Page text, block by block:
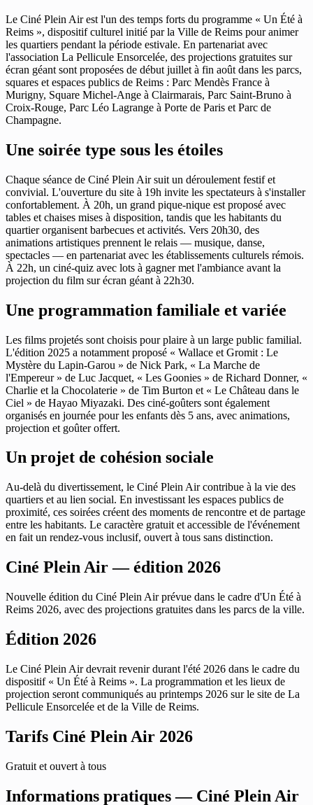
Le Ciné Plein Air est l'un des temps forts du programme « Un Été à
Reims », dispositif culturel initié par la Ville de Reims pour animer
les quartiers pendant la période estivale. En partenariat avec
l'association La Pellicule Ensorcelée, des projections gratuites sur
écran géant sont proposées de début juillet à fin août dans les parcs,
squares et espaces publics de Reims : Parc Mendès France à
Murigny, Square Michel-Ange à Clairmarais, Parc Saint-Bruno à
Croix-Rouge, Parc Léo Lagrange à Porte de Paris et Parc de
Champagne.
Une soirée type sous les étoiles
Chaque séance de Ciné Plein Air suit un déroulement festif et
convivial. L'ouverture du site à 19h invite les spectateurs à s'installer
confortablement. À 20h, un grand pique-nique est proposé avec
tables et chaises mises à disposition, tandis que les habitants du
quartier organisent barbecues et activités. Vers 20h30, des
animations artistiques prennent le relais — musique, danse,
spectacles — en partenariat avec les établissements culturels rémois.
À 22h, un ciné-quiz avec lots à gagner met l'ambiance avant la
projection du film sur écran géant à 22h30.
Une programmation familiale et variée
Les films projetés sont choisis pour plaire à un large public familial.
L'édition 2025 a notamment proposé « Wallace et Gromit : Le
Mystère du Lapin-Garou » de Nick Park, « La Marche de
l'Empereur » de Luc Jacquet, « Les Goonies » de Richard Donner, «
Charlie et la Chocolaterie » de Tim Burton et « Le Château dans le
Ciel » de Hayao Miyazaki. Des ciné-goûters sont également
organisés en journée pour les enfants dès 5 ans, avec animations,
projection et goûter offert.
Un projet de cohésion sociale
Au-delà du divertissement, le Ciné Plein Air contribue à la vie des
quartiers et au lien social. En investissant les espaces publics de
proximité, ces soirées créent des moments de rencontre et de partage
entre les habitants. Le caractère gratuit et accessible de l'événement
en fait un rendez-vous inclusif, ouvert à tous sans distinction.
Ciné Plein Air — édition 2026
Nouvelle édition du Ciné Plein Air prévue dans le cadre d'Un Été à
Reims 2026, avec des projections gratuites dans les parcs de la ville.
Édition 2026
Le Ciné Plein Air devrait revenir durant l'été 2026 dans le cadre du
dispositif « Un Été à Reims ». La programmation et les lieux de
projection seront communiqués au printemps 2026 sur le site de La
Pellicule Ensorcelée et de la Ville de Reims.
Tarifs Ciné Plein Air 2026
Gratuit et ouvert à tous
Informations pratiques — Ciné Plein Air